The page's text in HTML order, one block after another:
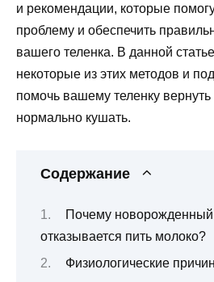
и рекомендации, которые
проблему и обеспечить
вашего теленка. В данной
некоторые из этих методов и
помочь вашему теленку вернуть
нормально кушать.
Содержание
Почему новорожденный
отказывается пить молоко?
Физиологические